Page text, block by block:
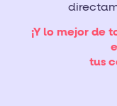
¡Y lo mejor de
tus